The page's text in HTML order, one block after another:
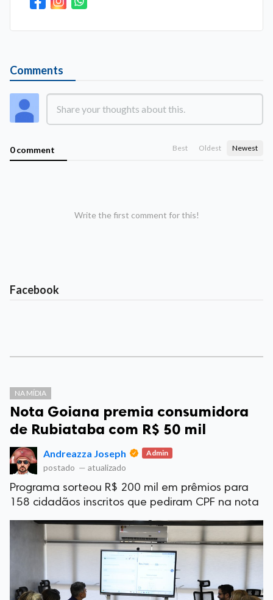
Comments
0 comment Best Oldest Newest
Write the first comment for this!
Facebook
NA MÍDIA
Nota Goiana premia consumidora
de Rubiataba com R$ 50 mil
Andreazza Joseph Admin
postado — atualizado
Programa sorteou R$ 200 mil em prêmios para
158 cidadãos inscritos que pediram CPF na nota